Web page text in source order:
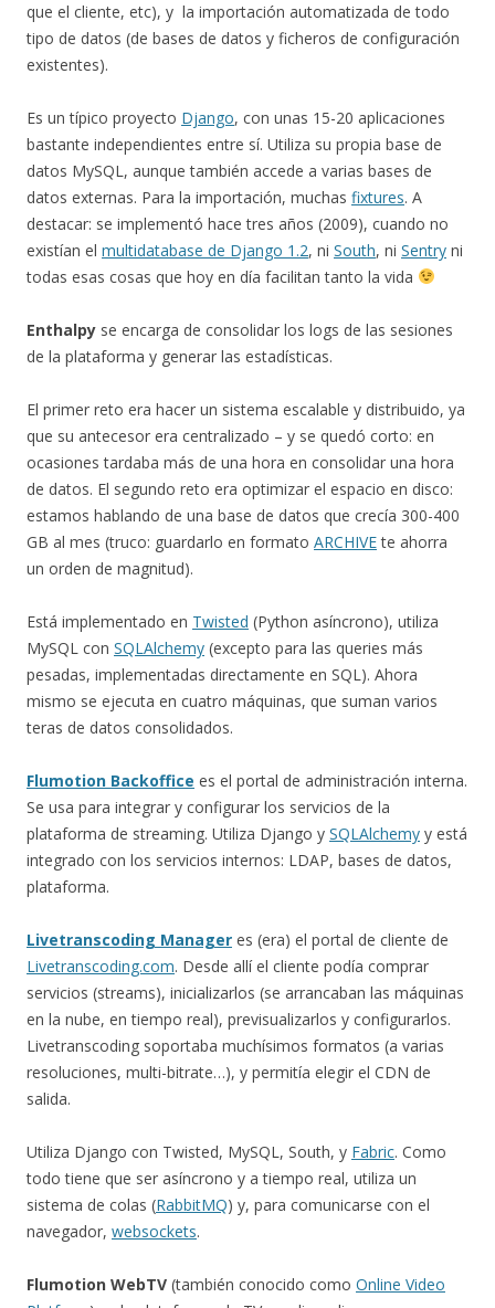
que el cliente, etc), y la importación automatizada de todo
tipo de datos (de bases de datos y ficheros de configuración
existentes).
Es un típico proyecto Django, con unas 15-20 aplicaciones
bastante independientes entre sí. Utiliza su propia base de
datos MySQL, aunque también accede a varias bases de
datos externas. Para la importación, muchas fixtures. A
destacar: se implementó hace tres años (2009), cuando no
existían el multidatabase de Django 1.2, ni South, ni Sentry ni
todas esas cosas que hoy en día facilitan tanto la vida
Enthalpy se encarga de consolidar los logs de las sesiones
de la plataforma y generar las estadísticas.
El primer reto era hacer un sistema escalable y distribuido, ya
que su antecesor era centralizado – y se quedó corto: en
ocasiones tardaba más de una hora en consolidar una hora
de datos. El segundo reto era optimizar el espacio en disco:
estamos hablando de una base de datos que crecía 300-400
GB al mes (truco: guardarlo en formato ARCHIVEte ahorra
un orden de magnitud).
Está implementado en Twisted (Python asíncrono), utiliza
MySQL con SQLAlchemy (excepto para las queries más
pesadas, implementadas directamente en SQL). Ahora
mismo se ejecuta en cuatro máquinas, que suman varios
teras de datos consolidados.
Flumotion Backoffice es el portal de administración interna.
Se usa para integrar y configurar los servicios de la
plataforma de streaming. Utiliza Django y SQLAlchemy y está
integrado con los servicios internos: LDAP, bases de datos,
plataforma.
Livetranscoding Manager es (era) el portal de cliente de
Livetranscoding.com. Desde allí el cliente podía comprar
servicios (streams), inicializarlos (se arrancaban las máquinas
en la nube, en tiempo real), previsualizarlos y configurarlos.
Livetranscoding soportaba muchísimos formatos (a varias
resoluciones, multi-bitrate…), y permitía elegir el CDN de
salida.
Utiliza Django con Twisted, MySQL, South, y Fabric. Como
todo tiene que ser asíncrono y a tiempo real, utiliza un
sistema de colas (RabbitMQ) y, para comunicarse con el
navegador, websockets.
Flumotion WebTV (también conocido como Online Video